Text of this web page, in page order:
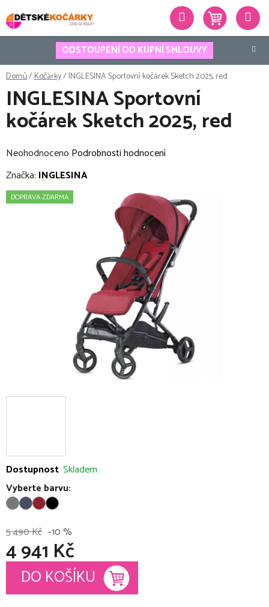
na
obsah
ODSTOUPENÍ OD KUPNÍ SMLOUVY
Hledat
Domů/Kočárky/INGLESINA Sportovní kočárek Sketch 2025, red
Dostupnost Skladem
Vyberte barvu:
5 490 Kč –10 %
4 941 Kč
Měrná cena:
DO KOŠÍKU
INGLESINA Sportovní
kočárek Sketch 2025, red
Průměrné
hodnocení
je
Neohodnoceno Podrobnosti hodnocení
Značka: INGLESINA
DOPRAVA ZDARMA